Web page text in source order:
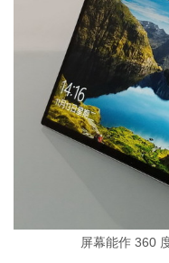
屏幕能作 360